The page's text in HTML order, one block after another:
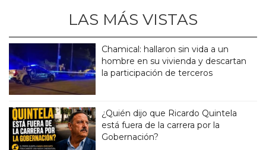
LAS MÁS VISTAS
Chamical: hallaron sin vida a un
hombre en su vivienda y descartan
la participación de terceros
¿Quién dijo que Ricardo Quintela
está fuera de la carrera por la
Gobernación?